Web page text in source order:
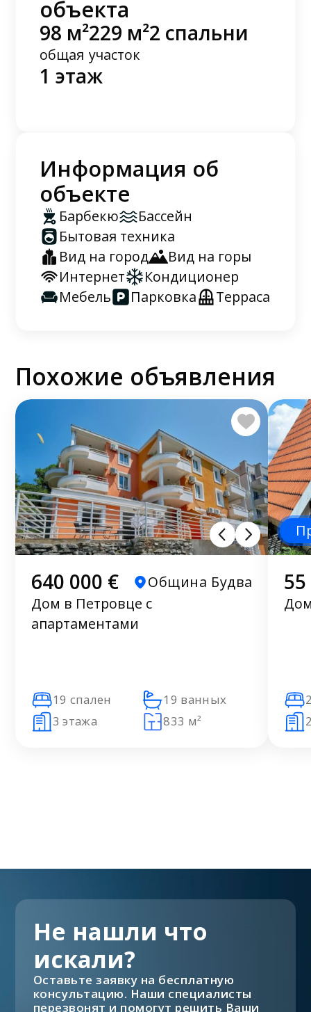
объекта
98 м²
общая
229 м²
участок
2 спальни
1 этаж
Информация об
объекте
Барбекю
Бассейн
Бытовая техника
Вид на город
Вид на горы
Интернет
Кондиционер
Мебель
Парковка Терраса
Похожие объявления
640 000 €
Община Будва
Дом в Петровце с
апартаментами
19 спален
19 ванных
3 этажа
833 м²
Не нашли что
искали?
Оставьте заявку на бесплатную
консультацию. Наши специалисты
перезвонят и помогут решить Ваши